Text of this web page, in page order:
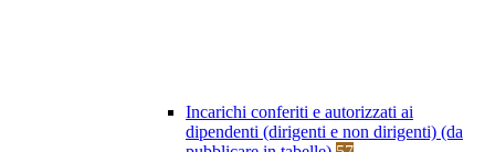
Incarichi conferiti e autorizzati ai
dipendenti (dirigenti e non dirigenti) (da